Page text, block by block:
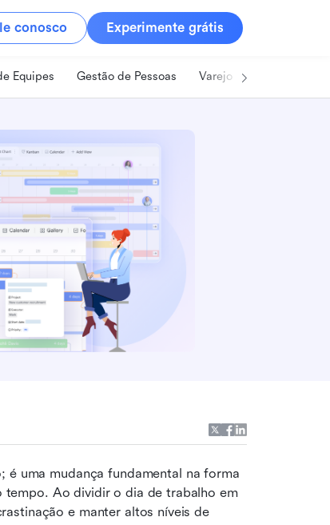
conosco Experimente grátis
Equipes Gestão de Pessoas Varejo
uma mudança fundamental na forma
Ao dividir o dia de trabalho em
e manter altos níveis de